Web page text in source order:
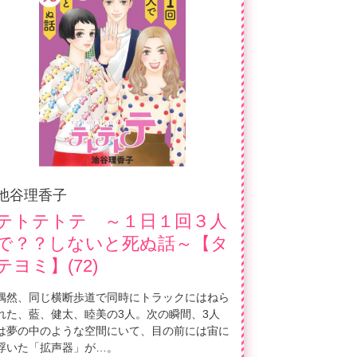
谷理香子
トテトテ ～１日１回３人
？？しないと死ぬ話～【タ
ヨミ】(72)
然、同じ横断歩道で同時にトラックにはねら
た、藍、健太、睦美の3人。次の瞬間、3人
夢の中のような空間にいて、目の前には宙に
いた「拡声器」が…。